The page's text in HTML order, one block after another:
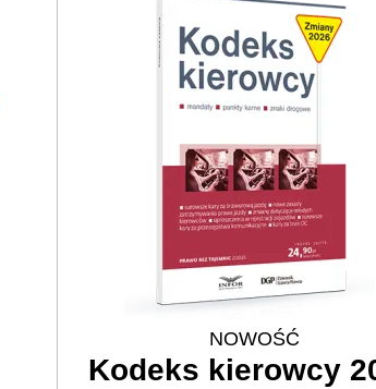
NOWOŚĆ
Kodeks kierowcy